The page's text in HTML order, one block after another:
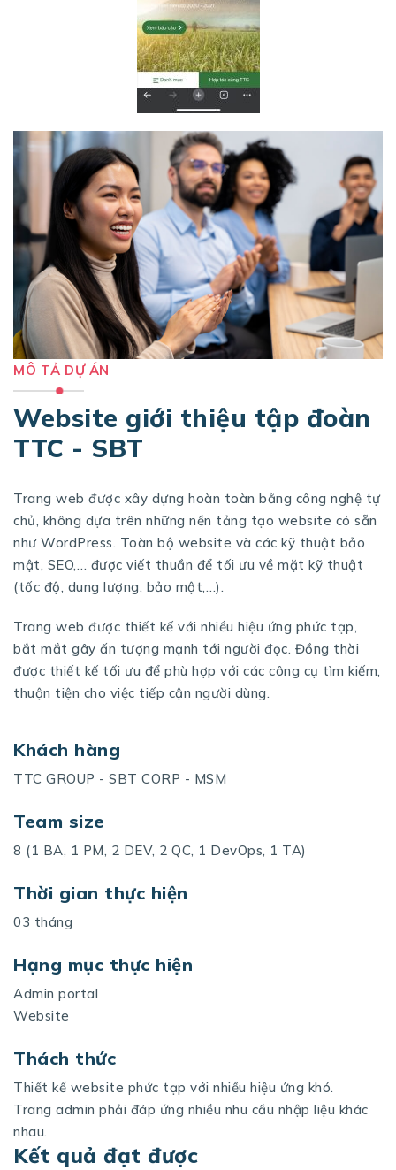
MÔ TẢ DỰ ÁN
Website giới thiệu tập đoàn
TTC - SBT
Trang web được xây dựng hoàn toàn bằng công nghệ tự
chủ, không dựa trên những nền tảng tạo website có sẵn
như WordPress. Toàn bộ website và các kỹ thuật bảo
mật, SEO,… được viết thuần để tối ưu về mặt kỹ thuật
(tốc độ, dung lượng, bảo mật,…).
Trang web được thiết kế với nhiều hiệu ứng phức tạp,
bắt mắt gây ấn tượng mạnh tới người đọc. Đồng thời
được thiết kế tối ưu để phù hợp với các công cụ tìm kiếm,
thuận tiện cho việc tiếp cận người dùng.
Khách hàng
TTC GROUP - SBT CORP - MSM
Team size
8 (1 BA, 1 PM, 2 DEV, 2 QC, 1 DevOps, 1 TA)
Thời gian thực hiện
03 tháng
Hạng mục thực hiện
Admin portal
Website
Thách thức
Thiết kế website phức tạp với nhiều hiệu ứng khó.
Trang admin phải đáp ứng nhiều nhu cầu nhập liệu khác
nhau.
Kết quả đạt được